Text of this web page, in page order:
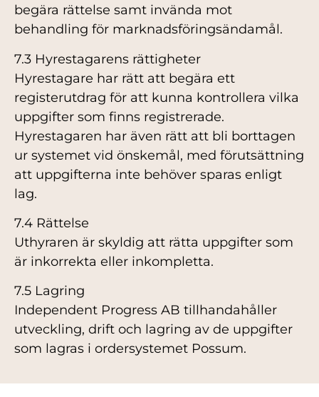
begära rättelse samt invända mot
behandling för marknadsföringsändamål.
7.3 Hyrestagarens rättigheter
Hyrestagare har rätt att begära ett
registerutdrag för att kunna kontrollera vilka
uppgifter som finns registrerade.
Hyrestagaren har även rätt att bli borttagen
ur systemet vid önskemål, med förutsättning
att uppgifterna inte behöver sparas enligt
lag.
7.4 Rättelse
Uthyraren är skyldig att rätta uppgifter som
är inkorrekta eller inkompletta.
7.5 Lagring
Independent Progress AB tillhandahåller
utveckling, drift och lagring av de uppgifter
som lagras i ordersystemet Possum.